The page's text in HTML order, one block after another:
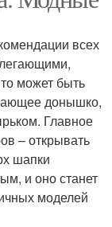
всех
может быть
донышко,
Главное
– открывать
шапки
и оно станет
моделей